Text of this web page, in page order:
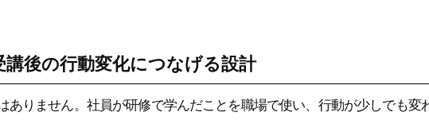
後の行動変化につなげる設計
ありません。社員が研修で学んだことを職場で使い、行動が少しでも変